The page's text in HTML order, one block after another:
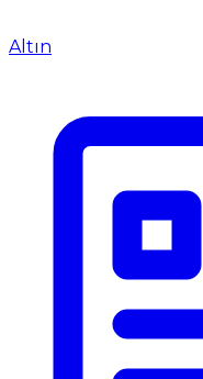
Altın